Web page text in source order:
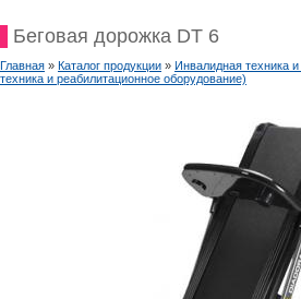
Беговая дорожка DT 6
Главная » Каталог продукции » Инвалидная техника
техника и реабилитационное оборудование)